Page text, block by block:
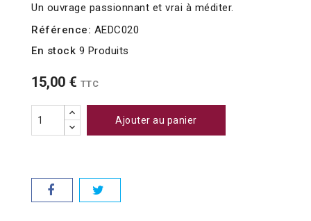
Un ouvrage passionnant et vrai à méditer.
Référence: AEDC020
En stock 9 Produits
15,00 € TTC
Ajouter au panier